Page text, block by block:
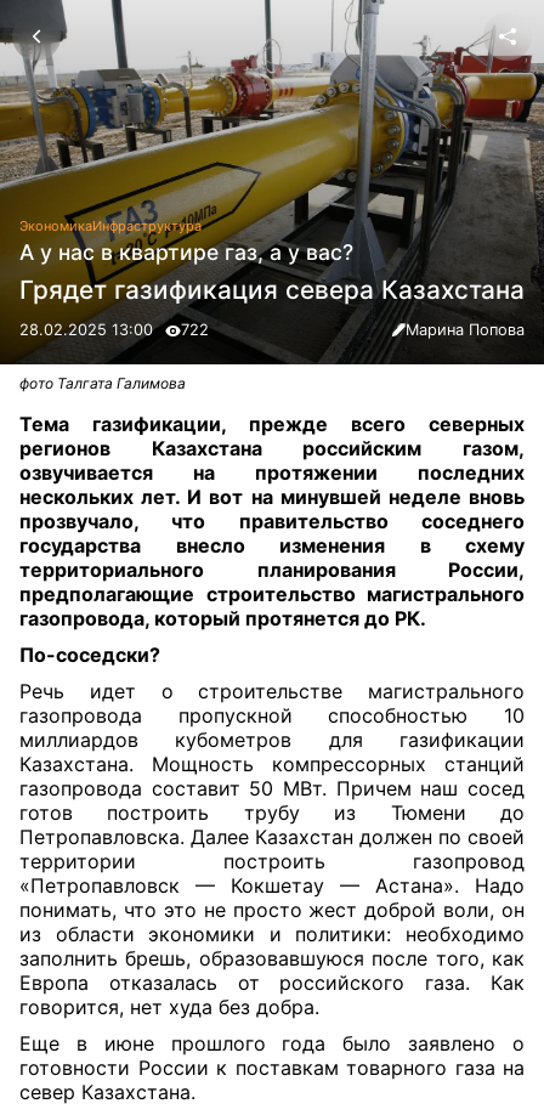
ЭкономикаИнфраструктура
А у нас в квартире газ, а у вас?
Грядет газификация севера Казахстана
28.02.2025 13:00 722 Марина Попова
фото Талгата Галимова
Тема газификации, прежде всего северных
регионов Казахстана российским газом,
озвучивается на протяжении последних
нескольких лет. И вот на минувшей неделе вновь
прозвучало, что правительство соседнего
государства внесло изменения в схему
территориального планирования России,
предполагающие строительство магистрального
газопровода, который протянется до РК.
По-соседски?
Речь идет о строительстве магистрального
газопровода пропускной способностью 10
миллиардов кубометров для газификации
Казахстана. Мощность компрессорных станций
газопровода составит 50 МВт. Причем наш сосед
готов построить трубу из Тюмени до
Петропавловска. Далее Казахстан должен по своей
территории построить газопровод
«Петропавловск — Кокшетау — Астана». Надо
понимать, что это не просто жест доброй воли, он
из области экономики и политики: необходимо
заполнить брешь, образовавшуюся после того, как
Европа отказалась от российского газа. Как
говорится, нет худа без добра.
Еще в июне прошлого года было заявлено о
готовности России к поставкам товарного газа на
север Казахстана.